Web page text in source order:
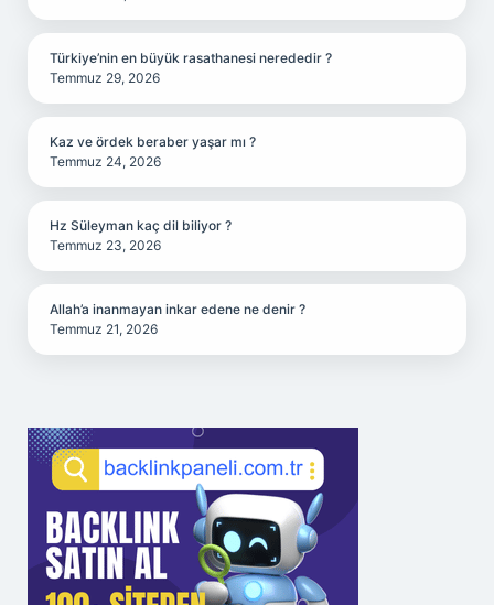
Türkiye’nin en büyük rasathanesi nerededir ?
Temmuz 29, 2026
Kaz ve ördek beraber yaşar mı ?
Temmuz 24, 2026
Hz Süleyman kaç dil biliyor ?
Temmuz 23, 2026
Allah’a inanmayan inkar edene ne denir ?
Temmuz 21, 2026